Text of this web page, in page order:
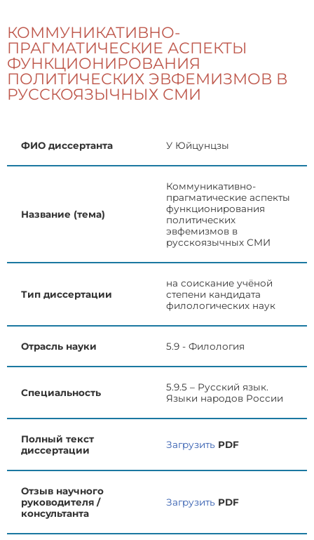
КОММУНИКАТИВНО-
ПРАГМАТИЧЕСКИЕ АСПЕКТЫ
ФУНКЦИОНИРОВАНИЯ
ПОЛИТИЧЕСКИХ ЭВФЕМИЗМОВ В
РУССКОЯЗЫЧНЫХ СМИ
ФИО диссертанта У Юйцунцзы
Название (тема)
Коммуникативно-
прагматические аспекты
функционирования
политических
эвфемизмов в
русскоязычных СМИ
Тип диссертации
на соискание учёной
степени кандидата
филологических наук
Отрасль науки 5.9 - Филология
Специальность
5.9.5 – Русский язык.
Языки народов России
Полный текст
диссертации
Загрузить PDF
Отзыв научного
руководителя /
консультанта
Загрузить PDF